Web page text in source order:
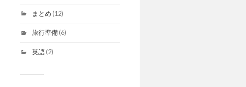
まとめ (12)
旅行準備(6)
英語(2)